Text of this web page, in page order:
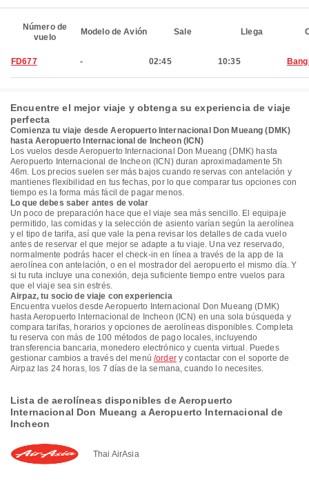
Número de
vuelo
Modelo de Avión Sale Llega
FD677 - 02:45 10:35
Encuentre el mejor viaje y obtenga su experiencia de viaje
perfecta
Comienza tu viaje desde Aeropuerto Internacional Don Mueang (DMK)
hasta Aeropuerto Internacional de Incheon (ICN)
Los vuelos desde Aeropuerto Internacional Don Mueang (DMK) hasta
Aeropuerto Internacional de Incheon (ICN) duran aproximadamente 5h
46m. Los precios suelen ser más bajos cuando reservas con antelación y
mantienes flexibilidad en tus fechas, por lo que comparar tus opciones con
tiempo es la forma más fácil de pagar menos.
Lo que debes saber antes de volar
Un poco de preparación hace que el viaje sea más sencillo. El equipaje
permitido, las comidas y la selección de asiento varían según la aerolínea
y el tipo de tarifa, así que vale la pena revisar los detalles de cada vuelo
antes de reservar el que mejor se adapte a tu viaje. Una vez reservado,
normalmente podrás hacer el check-in en línea a través de la app de la
aerolínea con antelación, o en el mostrador del aeropuerto el mismo día. Y
si tu ruta incluye una conexión, deja suficiente tiempo entre vuelos para
que el viaje sea sin estrés.
Airpaz, tu socio de viaje con experiencia
Encuentra vuelos desde Aeropuerto Internacional Don Mueang (DMK)
hasta Aeropuerto Internacional de Incheon (ICN) en una sola búsqueda y
compara tarifas, horarios y opciones de aerolíneas disponibles. Completa
tu reserva con más de 100 métodos de pago locales, incluyendo
transferencia bancaria, monedero electrónico y cuenta virtual. Puedes
gestionar cambios a través del menú/ordery contactar con el soporte de
Airpaz las 24 horas, los 7 días de la semana, cuando lo necesites.
Lista de aerolíneas disponibles de Aeropuerto
Internacional Don Mueang a Aeropuerto Internacional de
Incheon
Thai AirAsia